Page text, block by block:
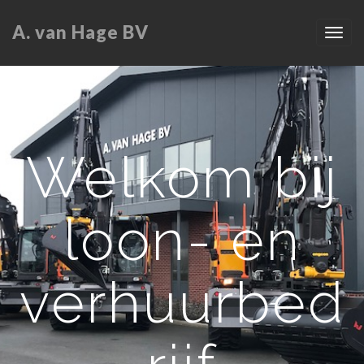
A. van Hage BV
Welkom bij
loon- en
verhuurbed